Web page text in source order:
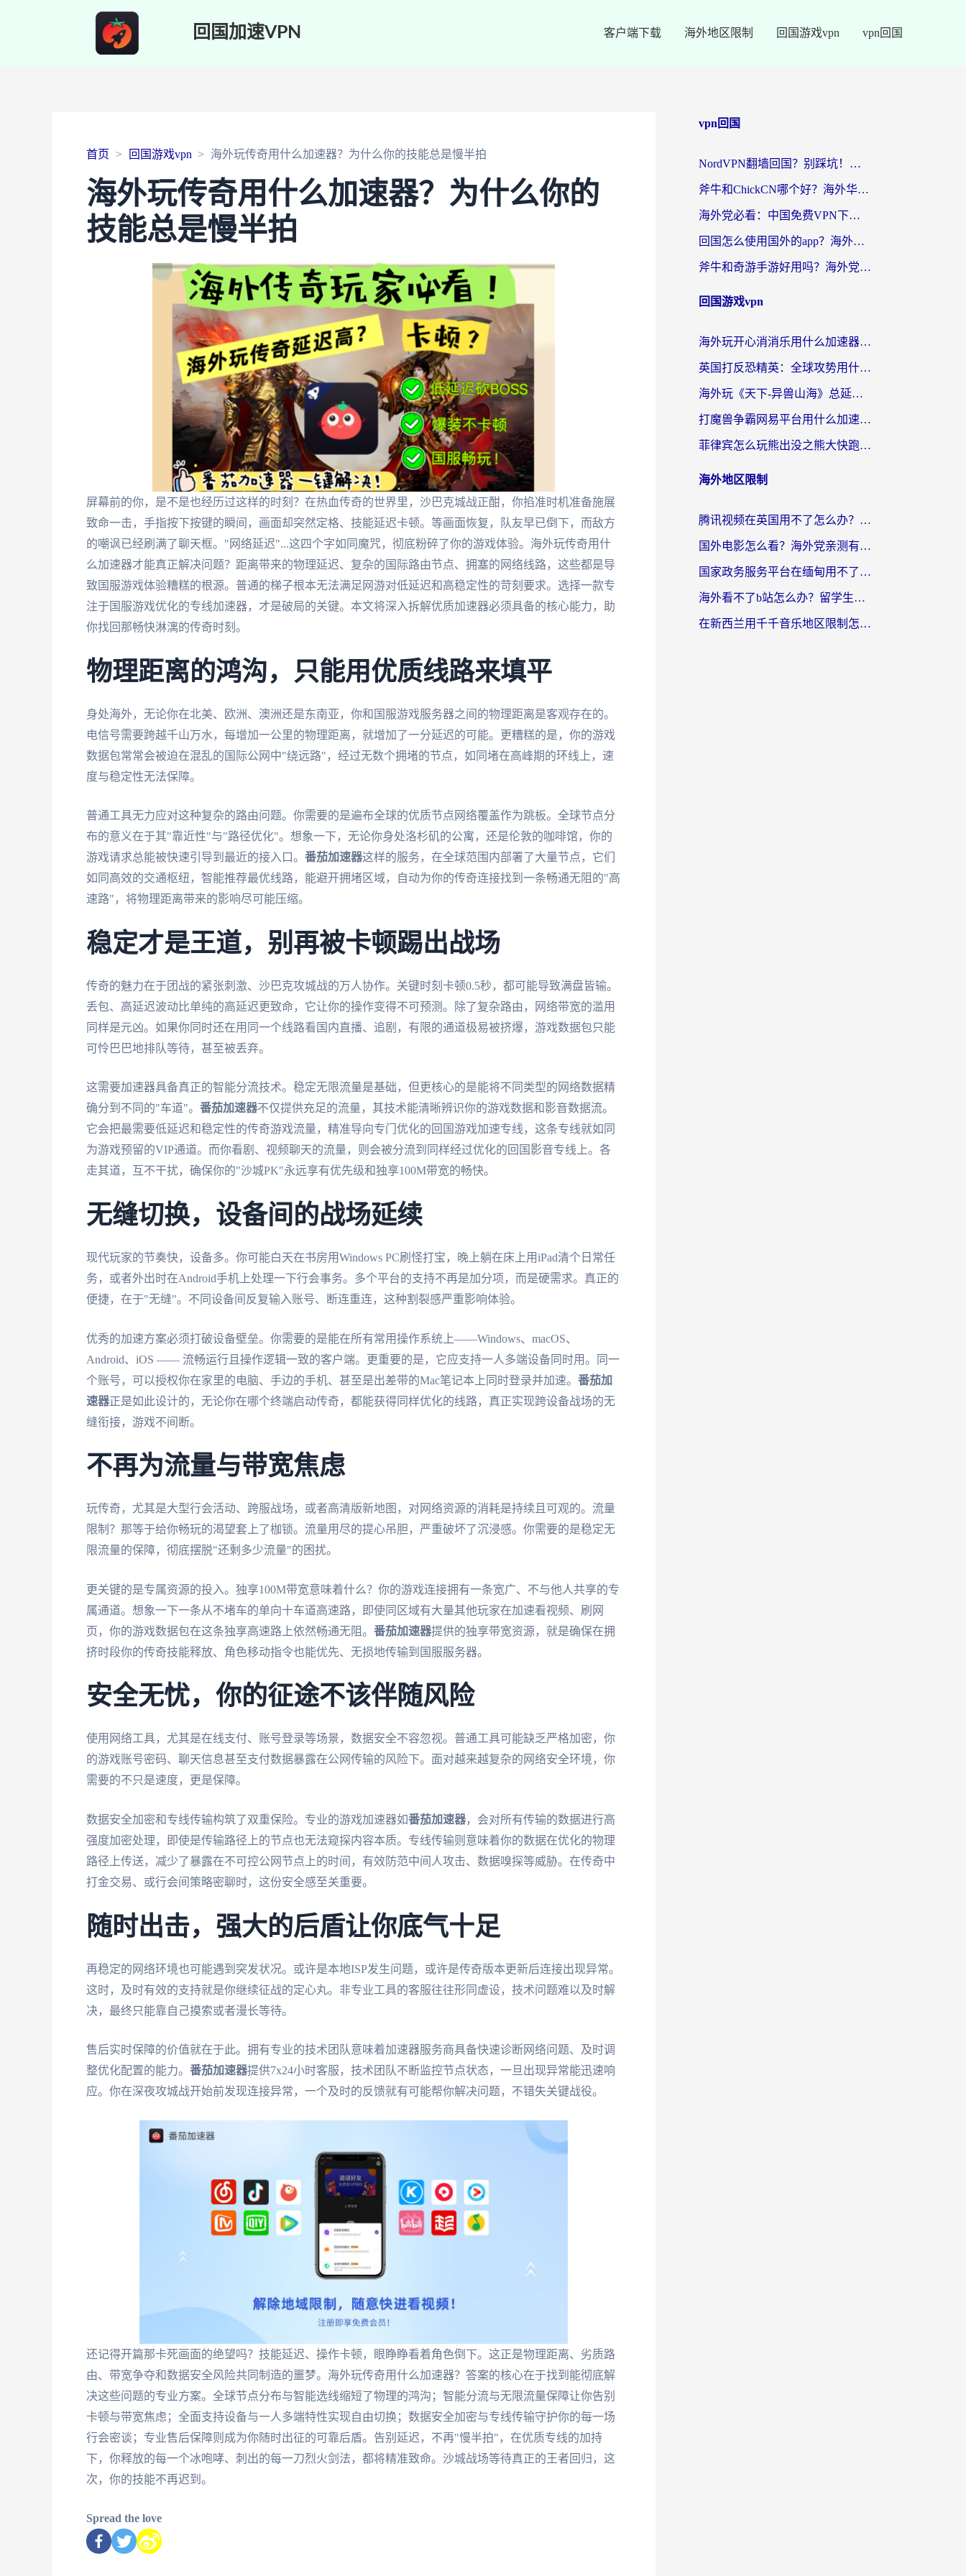
回国加速VPN 客户端下载 海外地区限制 回国游戏vpn vpn回国
首页 回国游戏vpn 海外玩传奇用什么加速器？为什么你的技能总是慢半拍
海外玩传奇用什么加速器？为什么你的
技能总是慢半拍
屏幕前的你，是不是也经历过这样的时刻？在热血传奇的世界里，沙巴克城战正酣，你掐准时机准备施展
致命一击，手指按下按键的瞬间，画面却突然定格、技能延迟卡顿。等画面恢复，队友早已倒下，而敌方
的嘲讽已经刷满了聊天框。"网络延迟"...这四个字如同魔咒，彻底粉碎了你的游戏体验。海外玩传奇用什
么加速器才能真正解决问题？距离带来的物理延迟、复杂的国际路由节点、拥塞的网络线路，这些都是导
致国服游戏体验糟糕的根源。普通的梯子根本无法满足网游对低延迟和高稳定性的苛刻要求。选择一款专
注于国服游戏优化的专线加速器，才是破局的关键。本文将深入拆解优质加速器必须具备的核心能力，助
你找回那畅快淋漓的传奇时刻。
物理距离的鸿沟，只能用优质线路来填平
身处海外，无论你在北美、欧洲、澳洲还是东南亚，你和国服游戏服务器之间的物理距离是客观存在的。
电信号需要跨越千山万水，每增加一公里的物理距离，就增加了一分延迟的可能。更糟糕的是，你的游戏
数据包常常会被迫在混乱的国际公网中"绕远路"，经过无数个拥堵的节点，如同堵在高峰期的环线上，速
度与稳定性无法保障。
普通工具无力应对这种复杂的路由问题。你需要的是遍布全球的优质节点网络覆盖作为跳板。全球节点分
布的意义在于其"靠近性"与"路径优化"。想象一下，无论你身处洛杉矶的公寓，还是伦敦的咖啡馆，你的
游戏请求总能被快速引导到最近的接入口。 番茄加速器这样的服务，在全球范围内部署了大量节点，它们
如同高效的交通枢纽，智能推荐最优线路，能避开拥堵区域，自动为你的传奇连接找到一条畅通无阻的"高
速路"，将物理距离带来的影响尽可能压缩。
稳定才是王道，别再被卡顿踢出战场
传奇的魅力在于团战的紧张刺激、沙巴克攻城战的万人协作。关键时刻卡顿0.5秒，都可能导致满盘皆输。
丢包、高延迟波动比单纯的高延迟更致命，它让你的操作变得不可预测。除了复杂路由，网络带宽的滥用
同样是元凶。如果你同时还在用同一个线路看国内直播、追剧，有限的通道极易被挤爆，游戏数据包只能
可怜巴巴地排队等待，甚至被丢弃。
这需要加速器具备真正的智能分流技术。稳定无限流量是基础，但更核心的是能将不同类型的网络数据精
确分到不同的"车道"。 番茄加速器不仅提供充足的流量，其技术能清晰辨识你的游戏数据和影音数据流。
它会把最需要低延迟和稳定性的传奇游戏流量，精准导向专门优化的回国游戏加速专线，这条专线就如同
为游戏预留的VIP通道。而你看剧、视频聊天的流量，则会被分流到同样经过优化的回国影音专线上。各
走其道，互不干扰，确保你的"沙城PK"永远享有优先级和独享100M带宽的畅快。
无缝切换，设备间的战场延续
现代玩家的节奏快，设备多。你可能白天在书房用Windows PC刷怪打宝，晚上躺在床上用iPad清个日常任
务，或者外出时在Android手机上处理一下行会事务。多个平台的支持不再是加分项，而是硬需求。真正的
便捷，在于"无缝"。不同设备间反复输入账号、断连重连，这种割裂感严重影响体验。
优秀的加速方案必须打破设备壁垒。你需要的是能在所有常用操作系统上——Windows、macOS、
Android、iOS —— 流畅运行且操作逻辑一致的客户端。更重要的是，它应支持一人多端设备同时用。同一
个账号，可以授权你在家里的电脑、手边的手机、甚至是出差带的Mac笔记本上同时登录并加速。 番茄加
速器正是如此设计的，无论你在哪个终端启动传奇，都能获得同样优化的线路，真正实现跨设备战场的无
缝衔接，游戏不间断。
不再为流量与带宽焦虑
玩传奇，尤其是大型行会活动、跨服战场，或者高清版新地图，对网络资源的消耗是持续且可观的。流量
限制？那等于给你畅玩的渴望套上了枷锁。流量用尽的提心吊胆，严重破坏了沉浸感。你需要的是稳定无
限流量的保障，彻底摆脱"还剩多少流量"的困扰。
更关键的是专属资源的投入。独享100M带宽意味着什么？你的游戏连接拥有一条宽广、不与他人共享的专
属通道。想象一下一条从不堵车的单向十车道高速路，即使同区域有大量其他玩家在加速看视频、刷网
页，你的游戏数据包在这条独享高速路上依然畅通无阻。 番茄加速器提供的独享带宽资源，就是确保在拥
挤时段你的传奇技能释放、角色移动指令也能优先、无损地传输到国服服务器。
安全无忧，你的征途不该伴随风险
使用网络工具，尤其是在线支付、账号登录等场景，数据安全不容忽视。普通工具可能缺乏严格加密，你
的游戏账号密码、聊天信息甚至支付数据暴露在公网传输的风险下。面对越来越复杂的网络安全环境，你
需要的不只是速度，更是保障。
数据安全加密和专线传输构筑了双重保险。专业的游戏加速器如番茄加速器，会对所有传输的数据进行高
强度加密处理，即使是传输路径上的节点也无法窥探内容本质。专线传输则意味着你的数据在优化的物理
路径上传送，减少了暴露在不可控公网节点上的时间，有效防范中间人攻击、数据嗅探等威胁。在传奇中
打金交易、或行会间策略密聊时，这份安全感至关重要。
随时出击，强大的后盾让你底气十足
再稳定的网络环境也可能遇到突发状况。或许是本地ISP发生问题，或许是传奇版本更新后连接出现异常。
这时，及时有效的支持就是你继续征战的定心丸。非专业工具的客服往往形同虚设，技术问题难以及时解
决，最终只能靠自己摸索或者漫长等待。
售后实时保障的价值就在于此。拥有专业的技术团队意味着加速器服务商具备快速诊断网络问题、及时调
整优化配置的能力。 番茄加速器提供7x24小时客服，技术团队不断监控节点状态，一旦出现异常能迅速响
应。你在深夜攻城战开始前发现连接异常，一个及时的反馈就有可能帮你解决问题，不错失关键战役。
还记得开篇那卡死画面的绝望吗？技能延迟、操作卡顿，眼睁睁看着角色倒下。这正是物理距离、劣质路
由、带宽争夺和数据安全风险共同制造的噩梦。海外玩传奇用什么加速器？答案的核心在于找到能彻底解
决这些问题的专业方案。全球节点分布与智能选线缩短了物理的鸿沟；智能分流与无限流量保障让你告别
卡顿与带宽焦虑；全面支持设备与一人多端特性实现自由切换；数据安全加密与专线传输守护你的每一场
行会密谈；专业售后保障则成为你随时出征的可靠后盾。告别延迟，不再"慢半拍"，在优质专线的加持
下，你释放的每一个冰咆哮、刺出的每一刀烈火剑法，都将精准致命。沙城战场等待真正的王者回归，这
次，你的技能不再迟到。
Spread the love
vpn回国
NordVPN翻墙回国？别踩坑！海外党无缝访问国内资源的真实指南
斧牛和ChickCN哪个好？海外华人亲测3款回国加速器+免费试用攻略
海外党必看：中国免费VPN下载避坑指南 + 无缝访问国内资源的终极方案
回国怎么使用国外的app？海外党必看的无缝访问国内资源全攻略
斧牛和奇游手游好用吗？海外党亲测3款回国加速器，选对才能无缝刷国内资源
回国游戏vpn
海外玩开心消消乐用什么加速器最好？2026真实体验指南，告别延迟卡顿
英国打反恐精英：全球攻势用什么加速器？2026年实测有效的国服游戏加速指南
海外玩《天下-异兽山海》总延迟？这篇延迟加速器指南帮你告别卡顿（附日本玩Sky光·遇最高警戒解决方案）
打魔兽争霸网易平台用什么加速器？海外党亲测有效的国服游戏加速指南
菲律宾怎么玩熊出没之熊大快跑？海外党国服游戏加速终极攻略（附3款热门游戏实测）
海外地区限制
腾讯视频在英国用不了怎么办？留学生亲测有效的回国加速器指南
国外电影怎么看？海外党亲测有效的回国加速器选择指南
国家政务服务平台在缅甸用不了怎么办？海外华人必看的回国加速全攻略
海外看不了b站怎么办？留学生亲测有效的回国加速器选择攻略，解决豆瓣音乐、美团外卖难题
在新西兰用千千音乐地区限制怎么办？海外华人必备的回国加速解决方案